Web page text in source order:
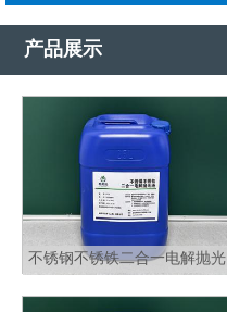
产品展示
不锈钢不锈铁二合一电解抛光